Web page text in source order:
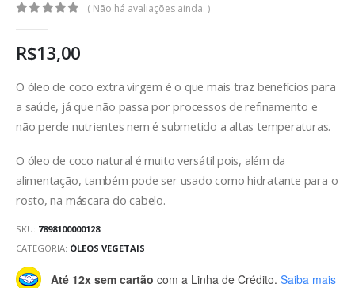
( Não há avaliações ainda. )
R$13,00
O óleo de coco extra virgem é o que mais traz benefícios para
a saúde, já que não passa por processos de refinamento e
não perde nutrientes nem é submetido a altas temperaturas.
O óleo de coco natural é muito versátil pois, além da
alimentação, também pode ser usado como hidratante para o
rosto, na máscara do cabelo.
SKU: 7898100000128
CATEGORIA: ÓLEOS VEGETAIS
Até 12x sem cartão com a Linha de Crédito. Saiba mais